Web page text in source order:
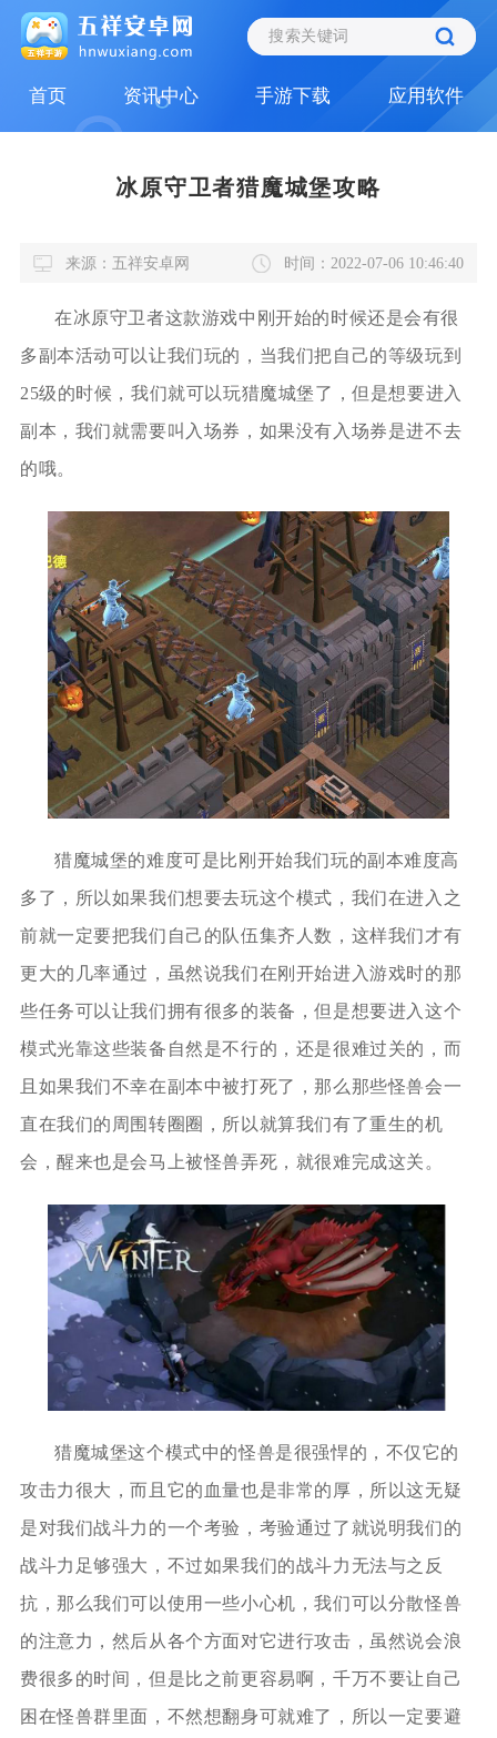
首页 资讯中心 手游下载 应用软件
冰原守卫者猎魔城堡攻略
来源：五祥安卓网 时间：2022-07-06 10:46:40
在冰原守卫者这款游戏中刚开始的时候还是会有很
多副本活动可以让我们玩的，当我们把自己的等级玩到
25级的时候，我们就可以玩猎魔城堡了，但是想要进入
副本，我们就需要叫入场券，如果没有入场券是进不去
的哦。
猎魔城堡的难度可是比刚开始我们玩的副本难度高
多了，所以如果我们想要去玩这个模式，我们在进入之
前就一定要把我们自己的队伍集齐人数，这样我们才有
更大的几率通过，虽然说我们在刚开始进入游戏时的那
些任务可以让我们拥有很多的装备，但是想要进入这个
模式光靠这些装备自然是不行的，还是很难过关的，而
且如果我们不幸在副本中被打死了，那么那些怪兽会一
直在我们的周围转圈圈，所以就算我们有了重生的机
会，醒来也是会马上被怪兽弄死，就很难完成这关。
猎魔城堡这个模式中的怪兽是很强悍的，不仅它的
攻击力很大，而且它的血量也是非常的厚，所以这无疑
是对我们战斗力的一个考验，考验通过了就说明我们的
战斗力足够强大，不过如果我们的战斗力无法与之反
抗，那么我们可以使用一些小心机，我们可以分散怪兽
的注意力，然后从各个方面对它进行攻击，虽然说会浪
费很多的时间，但是比之前更容易啊，千万不要让自己
困在怪兽群里面，不然想翻身可就难了，所以一定要避